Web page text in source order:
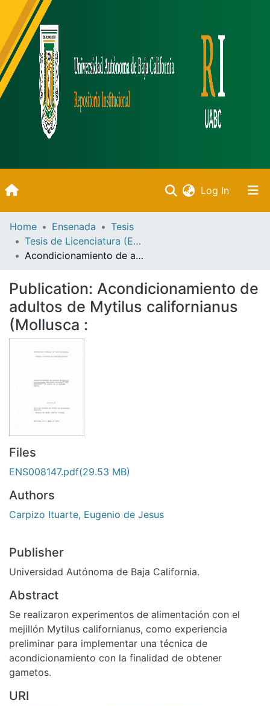
Log In(current)
Inicio
Communities & Collections
Statistics
Home Ensenada
Tesis
Tesis de Licenciatura (Ensenada)
Acondicionamiento de adultos de Mytilus californianus (Mollusca :
Publication: Acondicionamiento de
adultos de Mytilus californianus
(Mollusca :
Files
ENS008147.pdf(29.53 MB)
Authors
Carpizo Ituarte, Eugenio de Jesus
Publisher
Universidad Autónoma de Baja California.
Abstract
Se realizaron experimentos de alimentación con el
mejillón Mytilus californianus, como experiencia
preliminar para implementar una técnica de
acondicionamiento con la finalidad de obtener
gametos.
URI